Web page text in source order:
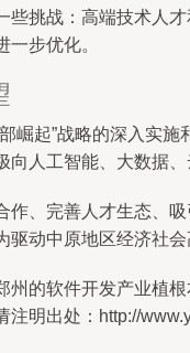
些挑战：高端技术人
一步优化。
崛起”战略的深入实
向人工智能、大数据
作、完善人才生态、
驱动中原地区经济社会
州的软件开发产业植
注明出处：http://